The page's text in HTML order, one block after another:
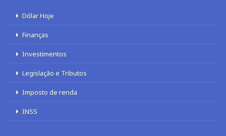
Dólar Hoje
Finanças
Investimentos
Legislação e Tributos
Imposto de renda
INSS